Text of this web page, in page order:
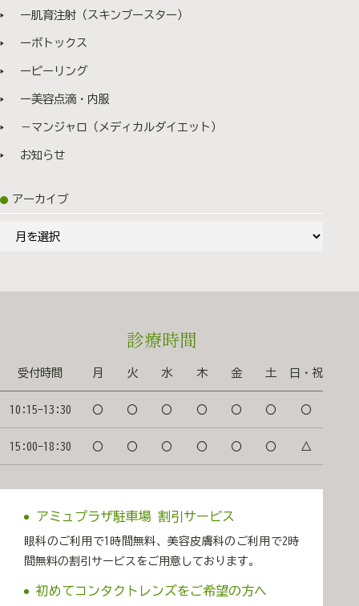
穴・赤み・シワなど現在のお肌の状態を、細部まで解
ーパーハイドロの効果など詳しいご説明をします。 3.
解消されましたら、お会計ののち、施術へご案内いたし
ます。 4. 施術 投与直前にアイシングを行います。 注
注入直後は注射を行うため、注入部に赤み・軽い腫れ・
れは2日程度赤み・内出血が1週間ほど続くことがありま
時間は洗顔をお控えいただき、入浴・メイクは24時間後
能です。 料金 通常価格 ジャルプロスーパーハイ
ドロ 1回￥50000 ▶︎ 導入記念 1回30,000円 ※導入
JCB/VISA/Mastercard/AMEX/Diners
Club/UnionPay/Alipay ※ジャルプロスーパーハイドロは
いで効果を感じますか 施術から3～4週間程度で、徐々に
ールですので、1クール継続していただくと皮膚のタイト
ニング、リフトアップ、ハリ・ツヤ感などの効果を実感
しやすいです。 ❷痛いですか？ 投与直前に10秒ほど
アイスパックで冷やすことで痛みはほとんどありませ
乳中の方、ECM製剤でアレルギー歴がある方は施術を受け
約はこちら WEBで予約する
LINEで予約する お電話でのご予約：096-374-6666
みどりアイクリニック 眼科・美容皮膚科 熊本市西区春
日3-15-26 アミュプラザ熊本5F ※美容皮膚科のご利用
ー肌育注射（スキンブースター）
ーボトックス
ーピーリング
ー美容点滴・内服
－マンジャロ（メディカルダイエット）
お知らせ
アーカイブ
イ
診療時間
受付時間 月 火 水 木 金 土 日・祝
10:15-13:30 〇 〇 〇 〇 〇 〇 〇
15:00-18:30 〇 〇 〇 〇 〇 〇 △
アミュプラザ駐車場 割引サービス
眼科のご利用で1時間無料、美容皮膚科のご利用で2時
間無料の割引サービスをご用意しております。
初めてコンタクトレンズをご希望の方へ